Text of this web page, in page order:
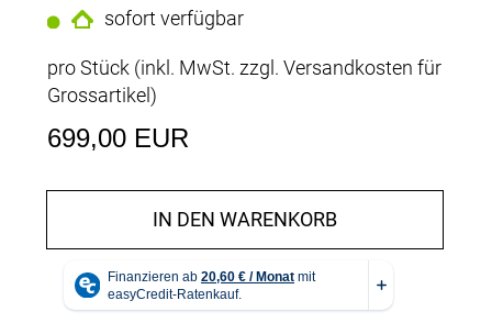
sofort verfügbar
pro Stück (inkl. MwSt. zzgl. Versandkosten für
Grossartikel)
699,00 EUR
IN DEN WARENKORB